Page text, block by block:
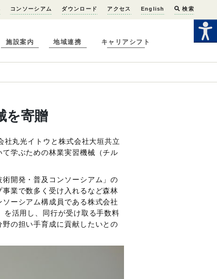
コンソーシアム ダウンロード アクセス English 検索
施設案内 地域連携 キャリアシフト
を寄贈
丸光イトウと株式会社大垣共立
学ぶための林業実習機械（チル
開発・普及コンソーシアム」の
業で数多く受け入れるなど森林
ーシアム構成員である株式会社
活用し、同行が受け取る手数料
の担い手育成に貢献したいとの